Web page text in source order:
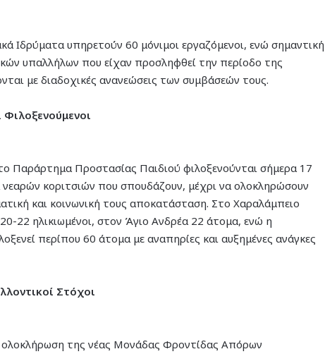
Ιδρύματα υπηρετούν 60 μόνιμοι εργαζόμενοι, ενώ σημαντική
υπαλλήλων που είχαν προσληφθεί την περίοδο της
με διαδοχικές ανανεώσεις των συμβάσεών τους.
Παράρτημα Προστασίας Παιδιού φιλοξενούνται σήμερα 17
νεαρών κοριτσιών που σπουδάζουν, μέχρι να ολοκληρώσουν
και κοινωνική τους αποκατάσταση. Στο Χαραλάμπειο
22 ηλικιωμένοι, στον Άγιο Ανδρέα 22 άτομα, ενώ η
περίπου 60 άτομα με αναπηρίες και αυξημένες ανάγκες
Στόχοι
της νέας Μονάδας Φροντίδας Απόρων